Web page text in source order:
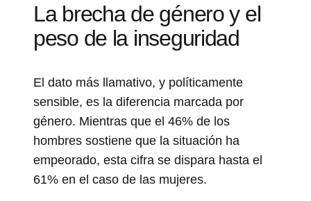
La brecha de género y el
peso de la inseguridad
El dato más llamativo, y políticamente
sensible, es la diferencia marcada por
género. Mientras que el 46% de los
hombres sostiene que la situación ha
empeorado, esta cifra se dispara hasta el
61% en el caso de las mujeres.